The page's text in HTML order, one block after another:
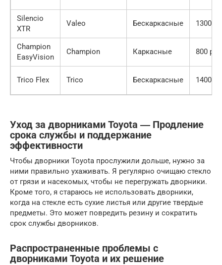
Silencio
XTR
Valeo Бескаркасные 1300
Champion
EasyVision
Champion Каркасные 800
Trico Flex Trico Бескаркасные 1400
Уход за дворниками Toyota ― Продление
срока службы и поддержание
эффективности
Чтобы дворники Toyota прослужили дольше, нужно за
ними правильно ухаживать. Я регулярно очищаю стекло
от грязи и насекомых, чтобы не перегружать дворники.
Кроме того, я стараюсь не использовать дворники,
когда на стекле есть сухие листья или другие твердые
предметы. Это может повредить резину и сократить
срок службы дворников.
Распространенные проблемы с
дворниками Toyota и их решение